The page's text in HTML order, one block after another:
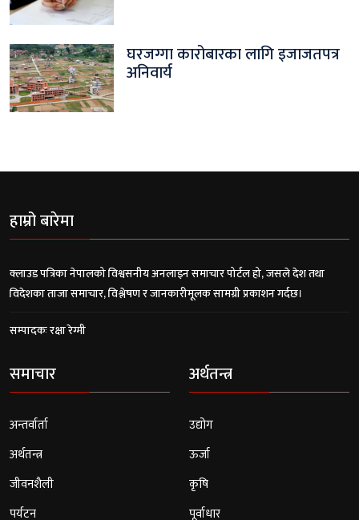
घरजग्गा कारोबारका लागि इजाजतपत्र
अनिवार्य
हाम्रो बारेमा
क्लाउड पत्रिका नेपालको विश्वसनीय अनलाइन समाचार पोर्टल हो, जसले देश तथा
विदेशका ताजा समाचार, विश्लेषण र जानकारीमूलक सामग्री प्रकाशन गर्दछ।
सम्पादकः रक्षा रेग्मी
समाचार
अन्तर्वार्ता
अर्थतन्त्र
जीवनशैली
पर्यटन
अर्थतन्त्र
उद्योग
ऊर्जा
कृषि
पूर्वाधार